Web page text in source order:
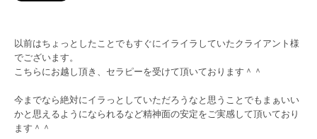
以前はちょっとしたことでもすぐにイライラしていたクライアント様
でございます。
こちらにお越し頂き、セラピーを受けて頂いております＾＾
今までなら絶対にイラっとしていただろうなと思うことでもまぁいい
かと思えるようになられるなど精神面の安定をご実感して頂いており
ます＾＾